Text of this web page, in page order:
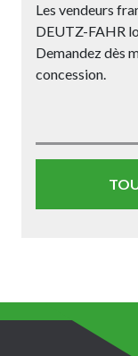
Les vendeurs
DEUTZ-FAHR
Demandez dès
concession.